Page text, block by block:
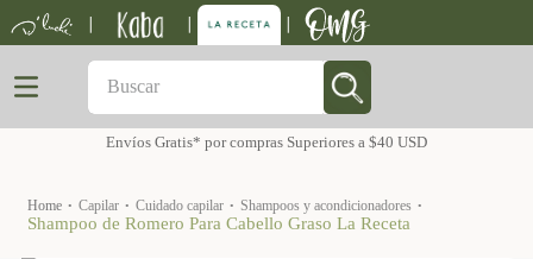
Buscar
Envíos Gratis* por compras Superiores a $40 USD
capilar cuidado capilar shampoos y acondicionadores
Shampoo de Romero Para Cabello Graso La Receta
TÉRMINOS MÁS BUSCADOS
2.
shampoo